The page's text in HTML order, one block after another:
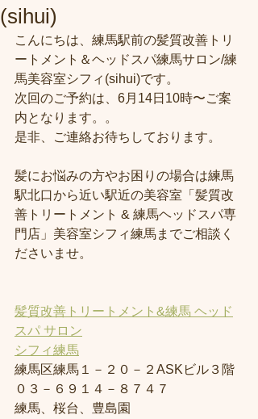
(sihui)
こんにちは、練馬駅前の髪質改善トリ
ートメント＆ヘッドスパ練馬サロン/練
馬美容室シフィ(sihui)です。
次回のご予約は、6月14日10時〜ご案
内となります。。
是非、ご連絡お待ちしております。
髪にお悩みの方やお困りの場合は練馬
駅北口から近い駅近の美容室「髪質改
善トリートメント & 練馬ヘッドスパ専
門店」美容室シフィ練馬までご相談く
ださいませ。
髪質改善トリートメント&練馬 ヘッド
スパ サロン
シフィ練馬
練馬区練馬１－２０－２ASKビル３階
０３－６９１４－８７４７
練馬、桜台、豊島園